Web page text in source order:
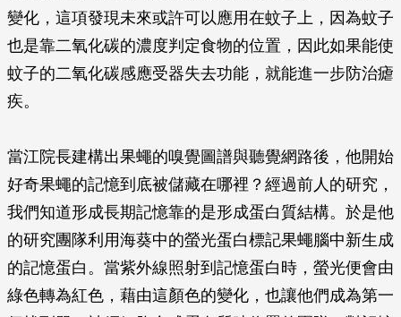
變化，這項發現未來或許可以應用在蚊子上，因為蚊子
也是靠二氧化碳的濃度判定食物的位置，因此如果能使
蚊子的二氧化碳感應受器失去功能，就能進一步防治瘧
疾。
當江院長建構出果蠅的嗅覺圖譜與聽覺網路後，他開始
好奇果蠅的記憶到底被儲藏在哪裡？經過前人的研究，
我們知道形成長期記憶靠的是形成蛋白質結構。於是他
的研究團隊利用海葵中的螢光蛋白標記果蠅腦中新生成
的記憶蛋白。當紫外線照射到記憶蛋白時，螢光便會由
綠色轉為紅色，藉由這顏色的變化，也讓他們成為第一